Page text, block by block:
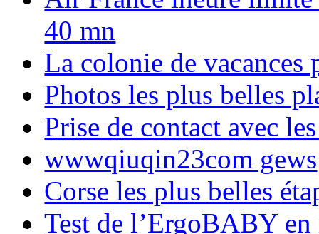
40 mn
La colonie de vacances
Photos les plus belles
Prise de contact avec
wwwqiuqin23com gews
Corse les plus belles
Test de l’ErgoBABY en